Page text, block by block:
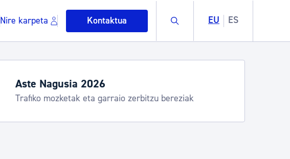
Nire karpeta Kontaktua Buscar EU ES
Aste Nagusia 2026
Trafiko mozketak eta garraio zerbitzu bereziak